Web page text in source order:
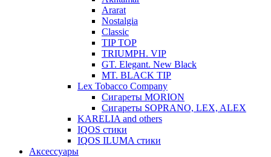
Ararat
Nostalgia
Classic
TIP TOP
TRIUMPH. VIP
GT. Elegant. New Black
MT. BLACK TIP
Lex Tobacco Company
Сигареты MORION
Сигареты SOPRANO, LEX, ALEX
KARELIA and others
IQOS стики
IQOS ILUMA стики
Аксессуары